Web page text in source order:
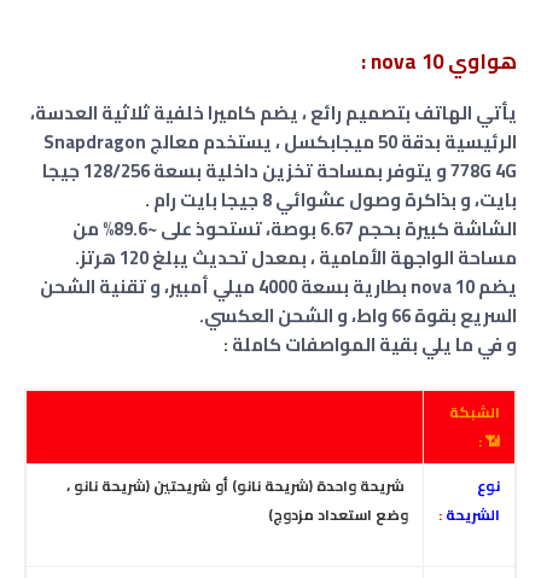
هواوي nova 10 :
يأتي الهاتف بتصميم رائع ، يضم كاميرا خلفية ثلاثية العدسة،
الرئيسية بدقة 50 ميجابكسل ، يستخدم معالج Snapdragon
778G 4G و يتوفر بمساحة تخزين داخلية بسعة 128/256 جيجا
بايت، و بذاكرة وصول عشوائي 8 جيجا بايت رام .
الشاشة كبيرة بحجم 6.67 بوصة، تستحوذ على ~89.6% من
مساحة الواجهة الأمامية ، بمعدل تحديث يبلغ 120 هرتز.
يضم nova 10 بطارية بسعة 4000 ميلي أمبير، و تقنية الشحن
السريع بقوة 66 واط، و الشحن العكسي.
و في ما يلي بقية المواصفات كاملة :
الشبكة
📶 :
نوع
الشريحة:
شريحة واحدة (شريحة نانو) أو شريحتين (شريحة نانو ،
وضع استعداد مزدوج)